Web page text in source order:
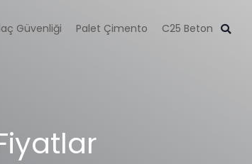
Güvenliği Palet Çimento C25 Beton